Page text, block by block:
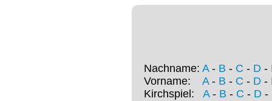
Nachname: A- B - C - D -
Vorname: A- B - C - D -
Kirchspiel: A- B - C - D-